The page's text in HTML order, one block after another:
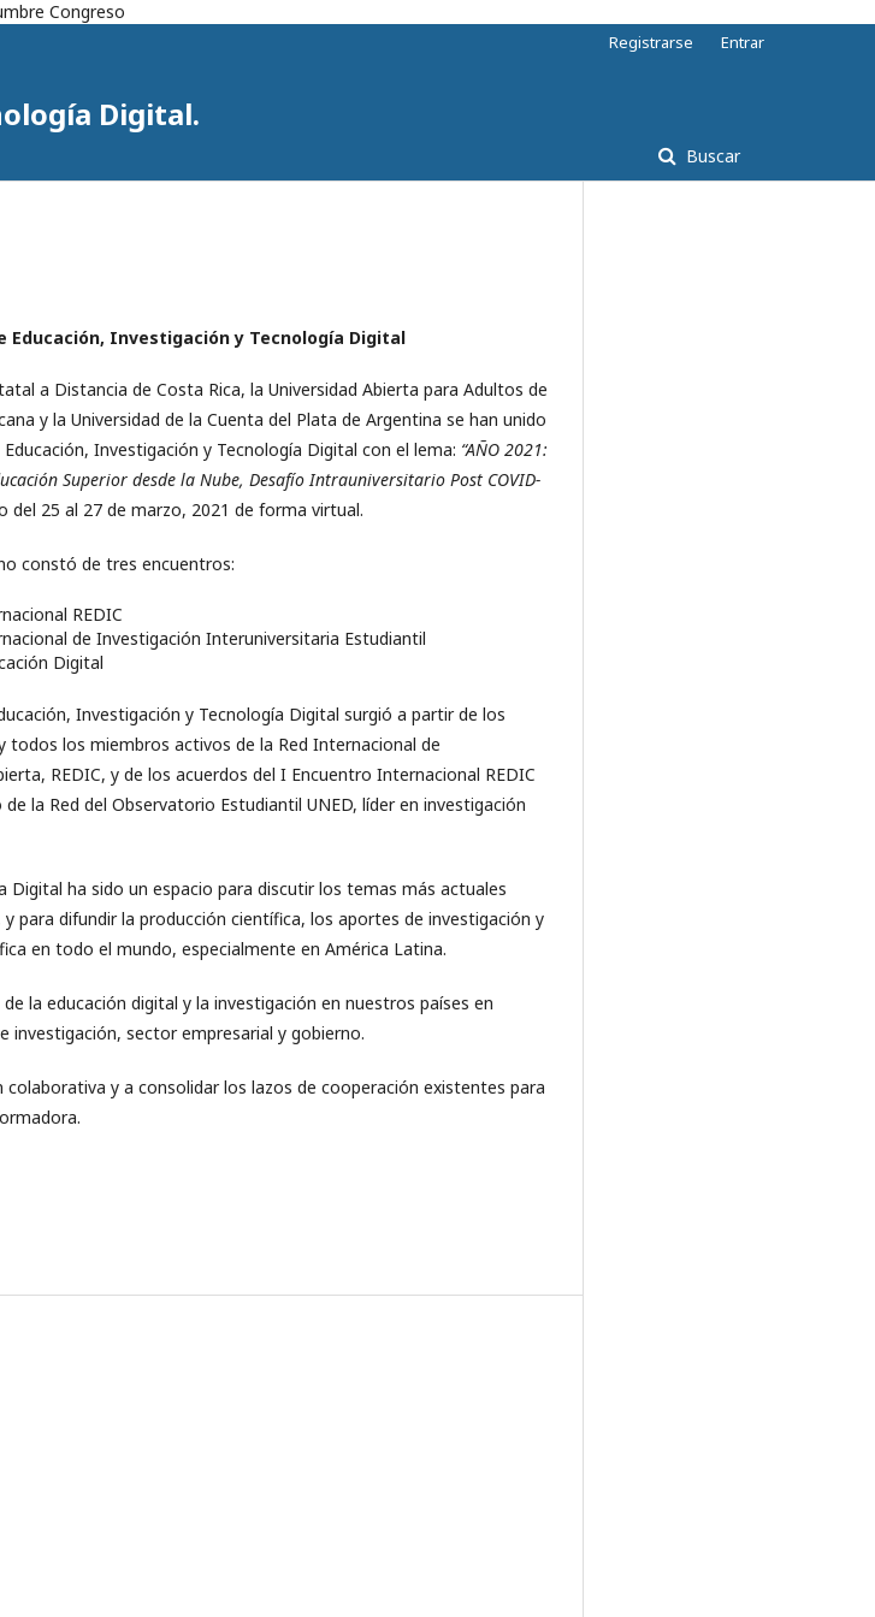
Congreso
Digital.
Buscar
Registrarse Entrar
Educación, Investigación y Tecnología Digital
a Distancia de Costa Rica, la Universidad Abierta para Adultos de
y la Universidad de la Cuenta del Plata de Argentina se han unido
Investigación y Tecnología Digital con el lema: “AÑO 2021:
Superior desde la Nube, Desafío Intrauniversitario Post COVID-
del 25 al 27 de marzo, 2021 de forma virtual.
constó de tres encuentros:
REDIC
de Investigación Interuniversitaria Estudiantil
Digital
Investigación y Tecnología Digital surgió a partir de los
los miembros activos de la Red Internacional de
REDIC, y de los acuerdos del I Encuentro Internacional REDIC
la Red del Observatorio Estudiantil UNED, líder en investigación
Digital ha sido un espacio para discutir los temas más actuales
para difundir la producción científica, los aportes de investigación y
en todo el mundo, especialmente en América Latina.
la educación digital y la investigación en nuestros países en
sector empresarial y gobierno.
y a consolidar los lazos de cooperación existentes para